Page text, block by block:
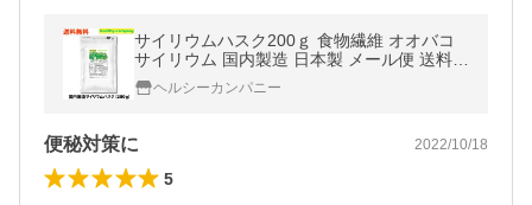
サイリウムハスク200ｇ 食物繊維 オオバコ
サイリウム 国内製造 日本製 メール便 送料無
料ヘルシーカンパニー
便秘対策に 2022/10/18
5